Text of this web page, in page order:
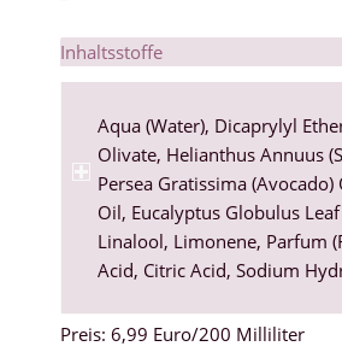
Inhaltsstoffe
Aqua (Water), Dicaprylyl
Olivate, Helianthus Annuus
Persea Gratissima
Oil, Eucalyptus Globulus
Linalool, Limonene, Parfum
Acid, Citric Acid, Sodium
Preis: 6,99 Euro/200 Milliliter